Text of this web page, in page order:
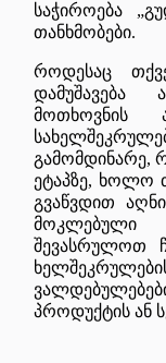
საჭიროება
თანხმობები.
როდესაც
დამუშავება
მოთხოვნის
გამომდინარე,
ეტაპზე, ხოლო
გვაწვდით
შევასრულოთ
პროდუქტის ან